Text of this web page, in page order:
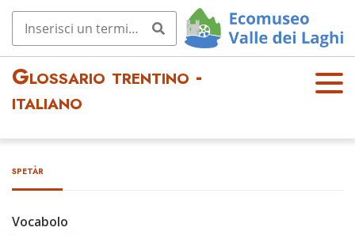
Glossario trentino -
italiano
OPE
spetàr
Vocabolo